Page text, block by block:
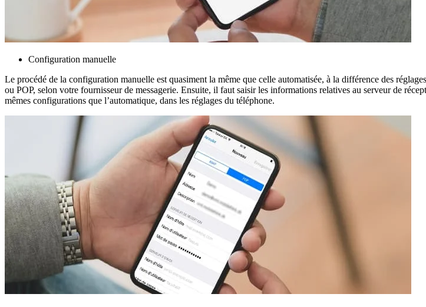
Configuration manuelle
Le procédé de la configuration manuelle est quasiment la même que celle automatisée, à la différence des
ou POP, selon votre fournisseur de messagerie. Ensuite, il faut saisir les informations relatives au serveur de
mêmes configurations que l’automatique, dans les réglages du téléphone.